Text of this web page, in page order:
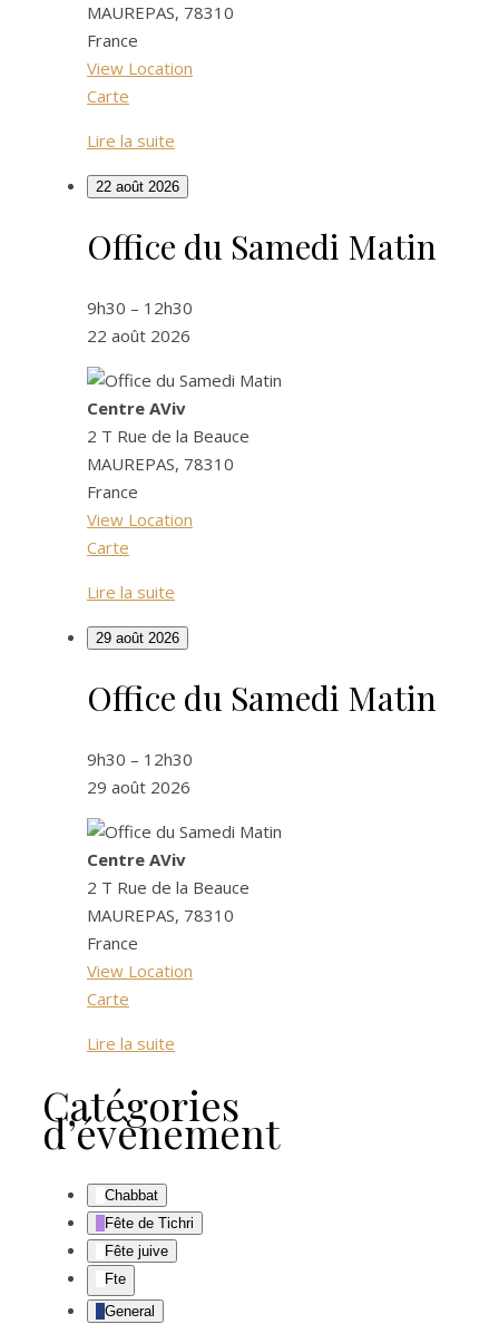
MAUREPAS, 78310
France
View Location
Carte
Lire la suite
22 août 2026
Office
Samedi
Matin
Office du Samedi Matin
9h30 – 12h30
22 août 2026
Centre AViv
2 T Rue de la Beauce
MAUREPAS, 78310
France
View Location
Carte
Lire la suite
29 août 2026
Office
Samedi
Matin
Office du Samedi Matin
9h30 – 12h30
29 août 2026
Centre AViv
2 T Rue de la Beauce
MAUREPAS, 78310
France
View Location
Carte
Lire la suite
Catégories
d’évènement
Chabbat
Fête de Tichri
Fête juive
Fte
General